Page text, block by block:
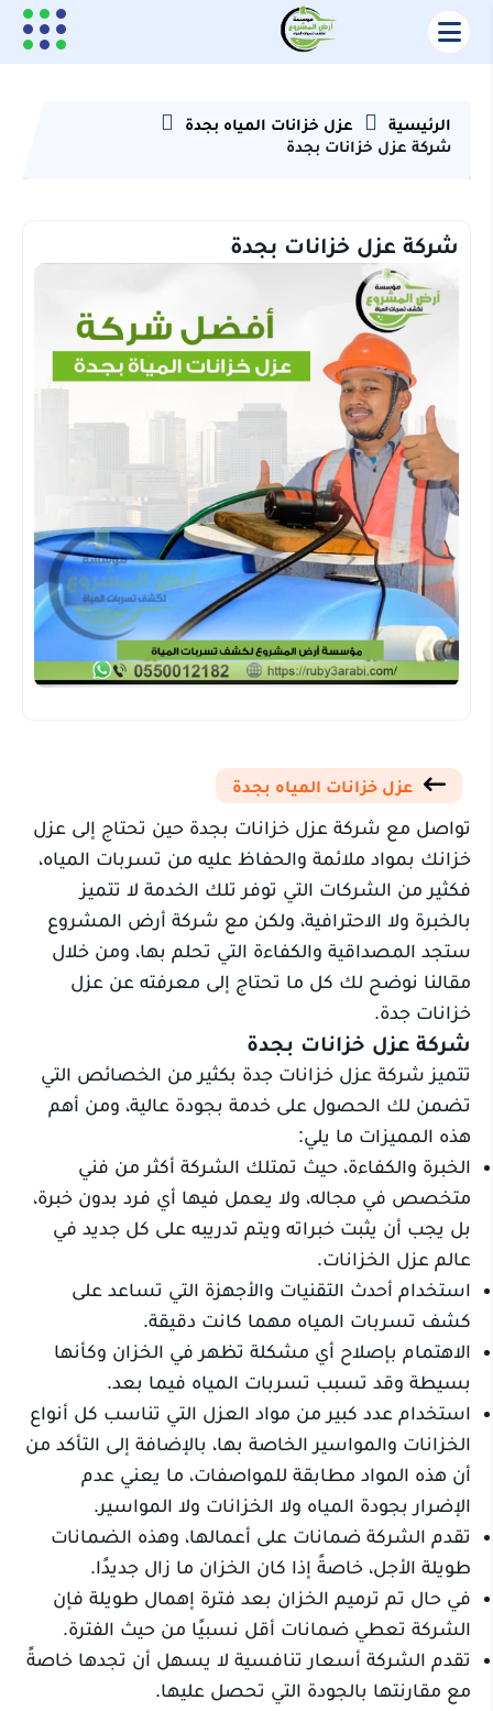
الرئيسية
عزل خزانات المياه بجدة
شركة عزل خزانات بجدة
شركة عزل خزانات بجدة
عزل خزانات المياه بجدة
تواصل مع شركة عزل خزانات بجدة حين تحتاج إلى عزل
خزانك بمواد ملائمة والحفاظ عليه من تسربات المياه،
فكثير من الشركات التي توفر تلك الخدمة لا تتميز
بالخبرة ولا الاحترافية، ولكن مع شركة أرض المشروع
ستجد المصداقية والكفاءة التي تحلم بها، ومن خلال
مقالنا نوضح لك كل ما تحتاج إلى معرفته عن عزل
خزانات جدة.
شركة عزل خزانات بجدة
تتميز شركة عزل خزانات جدة بكثير من الخصائص التي
تضمن لك الحصول على خدمة بجودة عالية، ومن أهم
هذه المميزات ما يلي:
الخبرة والكفاءة، حيث تمتلك الشركة أكثر من فني
متخصص في مجاله، ولا يعمل فيها أي فرد بدون خبرة،
بل يجب أن يثبت خبراته ويتم تدريبه على كل جديد في
عالم عزل الخزانات.
استخدام أحدث التقنيات والأجهزة التي تساعد على
كشف تسربات المياه مهما كانت دقيقة.
الاهتمام بإصلاح أي مشكلة تظهر في الخزان وكأنها
بسيطة وقد تسبب تسربات المياه فيما بعد.
استخدام عدد كبير من مواد العزل التي تناسب كل أنواع
الخزانات والمواسير الخاصة بها، بالإضافة إلى التأكد من
أن هذه المواد مطابقة للمواصفات، ما يعني عدم
الإضرار بجودة المياه ولا الخزانات ولا المواسير.
تقدم الشركة ضمانات على أعمالها، وهذه الضمانات
طويلة الأجل، خاصةً إذا كان الخزان ما زال جديدًا.
في حال تم ترميم الخزان بعد فترة إهمال طويلة فإن
الشركة تعطي ضمانات أقل نسبيًا من حيث الفترة.
تقدم الشركة أسعار تنافسية لا يسهل أن تجدها خاصةً
مع مقارنتها بالجودة التي تحصل عليها.